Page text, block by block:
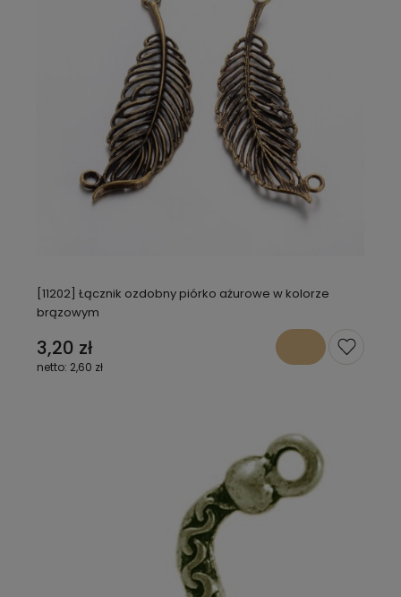
[11202] Łącznik ozdobny piórko ażurowe w kolorze
brązowym
3,20 zł
2,60 zł